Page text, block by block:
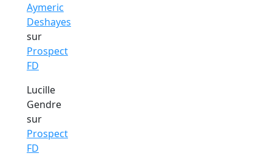
Aymeric
Deshayes
sur
Prospect
FD
Lucille
Gendre
sur
Prospect
FD